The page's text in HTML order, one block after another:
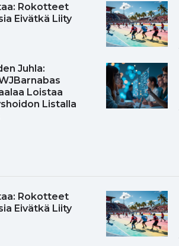
Rokotteet
Eivätkä Liity
Juhla:
Loistaa
Listalla
Rokotteet
Eivätkä Liity